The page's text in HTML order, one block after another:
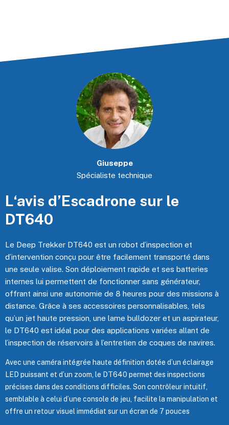
Giuseppe
Spécialiste technique
L‘avis d’Escadrone sur le
DT640
Le Deep Trekker DT640 est un robot d’inspection et
d’intervention conçu pour être facilement transporté dans
une seule valise. Son déploiement rapide et ses batteries
internes lui permettent de fonctionner sans générateur,
offrant ainsi une autonomie de 8 heures pour des missions à
distance. Grâce à ses accessoires personnalisables, tels
qu’un jet haute pression, une lame bulldozer et un aspirateur,
le DT640 est idéal pour des applications variées allant de
l’inspection de réservoirs à l’entretien de coques de navires.
Avec une caméra intégrée haute définition dotée d’un éclairage
LED puissant et d’un zoom, le DT640 permet des inspections
précises dans des conditions difficiles. Son contrôleur intuitif,
semblable à celui d’une console de jeu, facilite la manipulation et
offre un retour visuel immédiat sur un écran de 7 pouces